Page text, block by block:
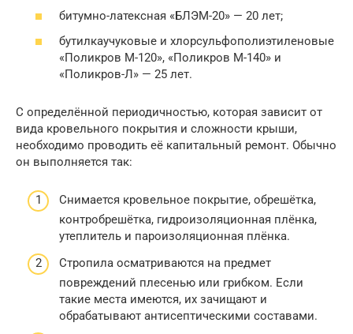
битумно-латексная «БЛЭМ-20» — 20 лет;
бутилкаучуковые и хлорсульфополиэтиленовые
«Поликров М-120», «Поликров М-140» и
«Поликров-Л» — 25 лет.
С определённой периодичностью, которая зависит от
вида кровельного покрытия и сложности крыши,
необходимо проводить её капитальный ремонт. Обычно
он выполняется так:
Снимается кровельное покрытие, обрешётка,
контробрешётка, гидроизоляционная плёнка,
утеплитель и пароизоляционная плёнка.
Стропила осматриваются на предмет
повреждений плесенью или грибком. Если
такие места имеются, их зачищают и
обрабатывают антисептическими составами.